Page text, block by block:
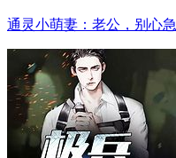
通灵小萌妻：老公，别心急